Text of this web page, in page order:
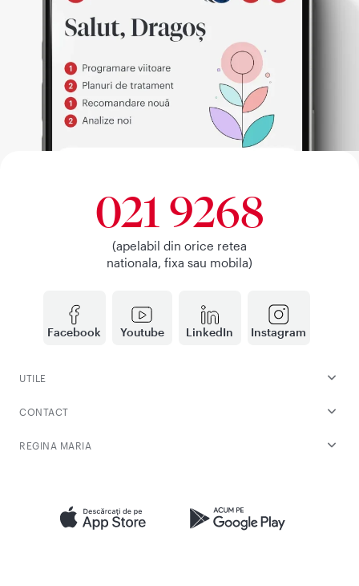
Facebook Youtube LinkedIn Instagram
021 9268
(apelabil din orice retea
nationala, fixa sau mobila)
UTILE
CONTACT
REGINA MARIA